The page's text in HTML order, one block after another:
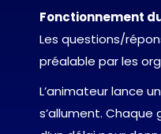
Fonctionnement
Les questions/
préalable par les
L’animateur lance
s’allument. Chaque